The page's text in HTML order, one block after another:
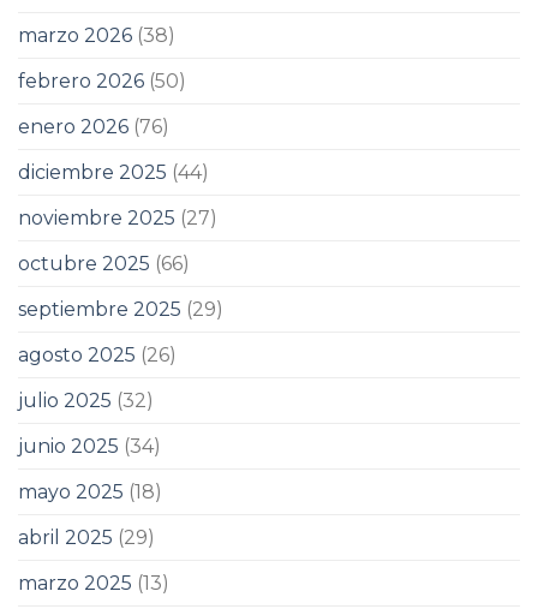
marzo 2026 (38)
febrero 2026 (50)
enero 2026 (76)
diciembre 2025 (44)
noviembre 2025 (27)
octubre 2025 (66)
septiembre 2025 (29)
agosto 2025 (26)
julio 2025 (32)
junio 2025 (34)
mayo 2025 (18)
abril 2025 (29)
marzo 2025 (13)